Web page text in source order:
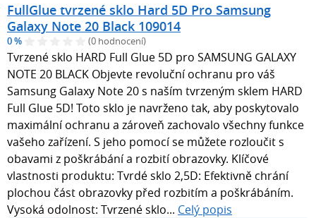
FullGlue tvrzené sklo Hard 5D Pro Samsung
Galaxy Note 20 Black 109014
0 % (0 hodnocení)
Tvrzené sklo HARD Full Glue 5D pro SAMSUNG GALAXY
NOTE 20 BLACK Objevte revoluční ochranu pro váš
Samsung Galaxy Note 20 s naším tvrzeným sklem HARD
Full Glue 5D! Toto sklo je navrženo tak, aby poskytovalo
maximální ochranu a zároveň zachovalo všechny funkce
vašeho zařízení. S jeho pomocí se můžete rozloučit s
obavami z poškrábání a rozbití obrazovky. Klíčové
vlastnosti produktu: Tvrdé sklo 2,5D: Efektivně chrání
plochou část obrazovky před rozbitím a poškrábáním.
Vysoká odolnost: Tvrzené sklo... Celý popis